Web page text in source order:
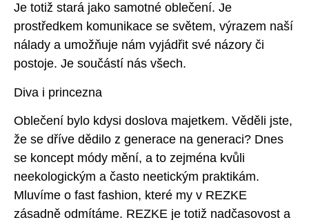
Je totiž stará jako samotné oblečení. Je
prostředkem komunikace se světem, výrazem naší
nálady a umožňuje nám vyjádřit své názory či
postoje. Je součástí nás všech.
Diva i princezna
Oblečení bylo kdysi doslova majetkem. Věděli jste,
že se dříve dědilo z generace na generaci? Dnes
se koncept módy mění, a to zejména kvůli
neekologickým a často neetickým praktikám.
Mluvíme o fast fashion, které my v REZKE
zásadně odmítáme. REZKE je totiž nadčasovost a